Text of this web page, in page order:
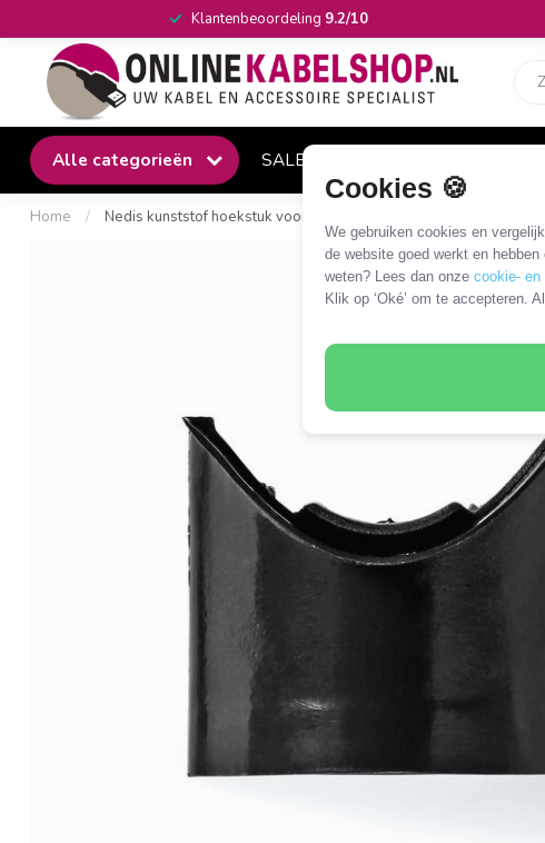
Cookies 🍪
We gebruiken cookies en
de website goed werkt en
weten? Lees dan onze cookie- en
Klik op ‘Oké’ om te accepteren.
Klantenbeoordeling 9.2/10
Alle categorieën SALE
Home / Nedis kunststof hoekstuk voor kabelgoot half-rond 3,3 cm - in de